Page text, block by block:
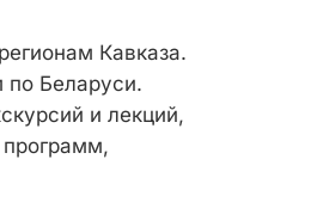
Кавказа.
Беларуси.
и лекций,